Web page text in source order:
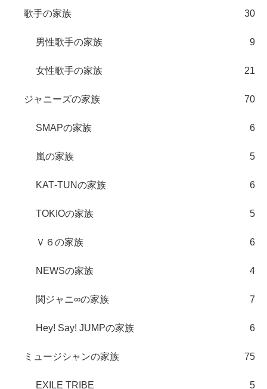
歌手の家族 30
男性歌手の家族 9
女性歌手の家族 21
ジャニーズの家族 70
SMAPの家族 6
嵐の家族 5
KAT‐TUNの家族 6
TOKIOの家族 5
Ｖ６の家族 6
NEWSの家族 4
関ジャニ∞の家族 7
Hey! Say! JUMPの家族 6
ミュージシャンの家族 75
EXILE TRIBE 5